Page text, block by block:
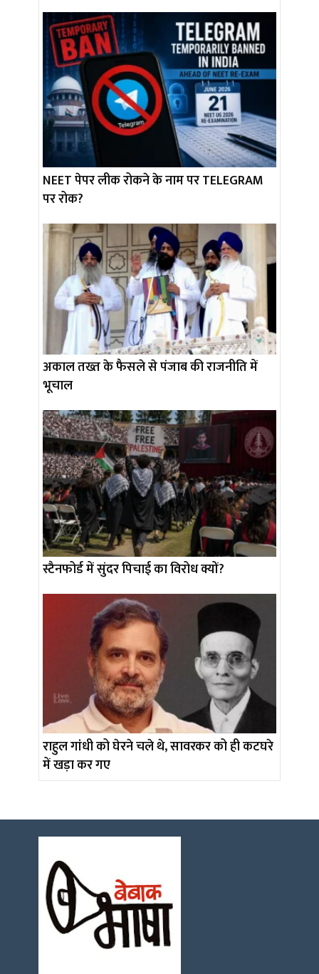
NEET पेपर लीक रोकने के नाम पर TELEGRAM
पर रोक?
अकाल तख्त के फैसले से पंजाब की राजनीति में
भूचाल
स्टैनफोर्ड में सुंदर पिचाई का विरोध क्यों?
राहुल गांधी को घेरने चले थे, सावरकर को ही कटघरे
में खड़ा कर गए